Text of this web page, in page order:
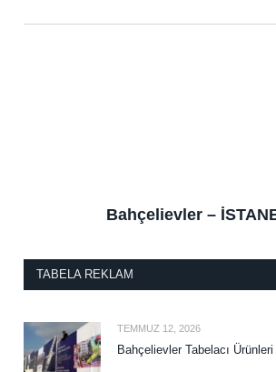
Bahçelievler –
TABELA REKLAM
TEMMUZ 12, 2026
Bahçelievler Tabelacı